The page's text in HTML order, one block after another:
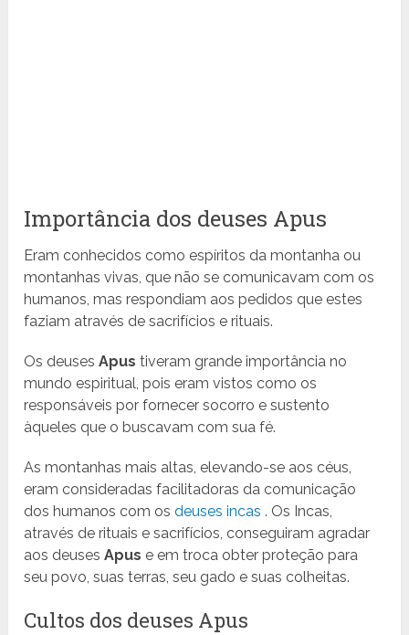
Importância dos deuses Apus
Eram conhecidos como espíritos da montanha ou
montanhas vivas, que não se comunicavam com os
humanos, mas respondiam aos pedidos que estes
faziam através de sacrifícios e rituais.
Os deusesApus tiveram grande importância no
mundo espiritual, pois eram vistos como os
responsáveis por fornecer socorro e sustento
àqueles que o buscavam com sua fé.
As montanhas mais altas, elevando-se aos céus,
eram consideradas facilitadoras da comunicação
dos humanos com osdeuses incas . Os Incas,
através de rituais e sacrifícios, conseguiram agradar
aos deusesApus e em troca obter proteção para
seu povo, suas terras, seu gado e suas colheitas.
Cultos dos deuses Apus